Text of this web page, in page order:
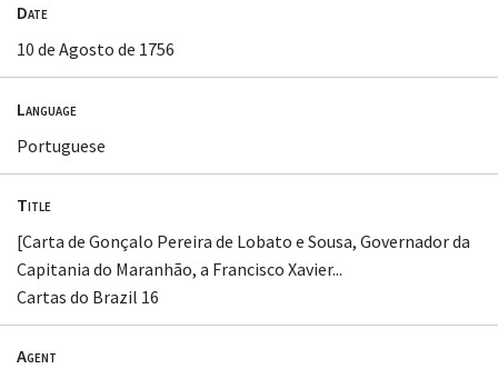
Date
10 de Agosto de 1756
Language
Portuguese
Title
[Carta de Gonçalo Pereira de Lobato e Sousa, Governador da
Capitania do Maranhão, a Francisco Xavier...
Cartas do Brazil 16
Agent